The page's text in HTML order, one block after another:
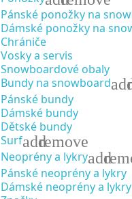
Pánské ponožky na
Dámské ponožky na
Chrániče
Vosky a servis
Snowboardové obaly
Bundy na snowboard
Pánské bundy
Dámské bundy
Dětské bundy
Surfaddremove
Neoprény a lykryadd
Pánské neoprény a lykry
Dámské neoprény a lykry